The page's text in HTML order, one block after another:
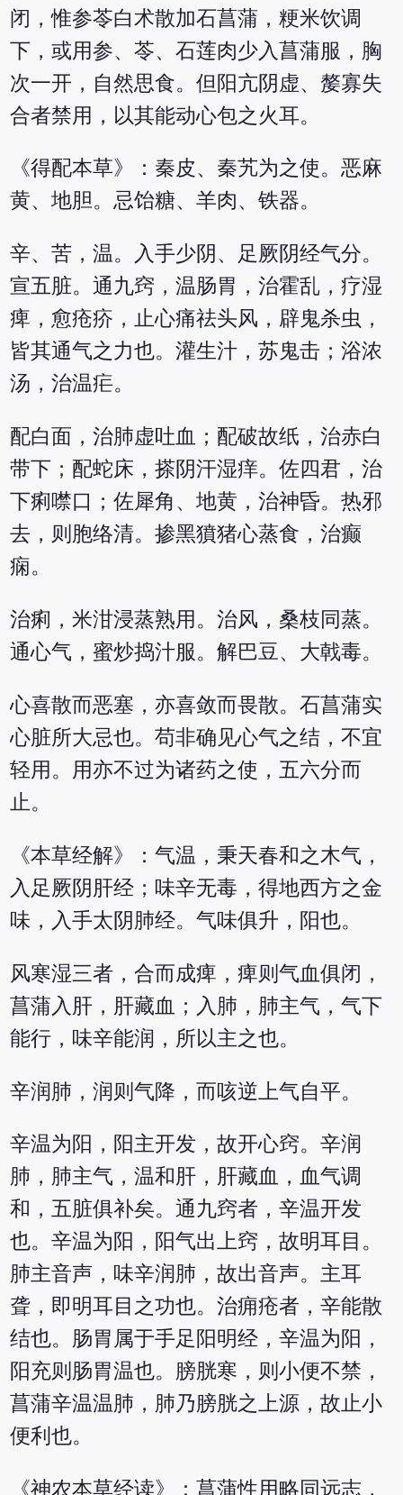
闭，惟参苓白术散加石菖蒲，粳米饮调
下，或用参、苓、石莲肉少入菖蒲服，胸
次一开，自然思食。但阳亢阴虚、嫠寡失
合者禁用，以其能动心包之火耳。
《得配本草》：秦皮、秦艽为之使。恶麻
黄、地胆。忌饴糖、羊肉、铁器。
辛、苦，温。入手少阴、足厥阴经气分。
宣五脏。通九窍，温肠胃，治霍乱，疗湿
痺，愈疮疥，止心痛祛头风，辟鬼杀虫，
皆其通气之力也。灌生汁，苏鬼击；浴浓
汤，治温疟。
配白面，治肺虚吐血；配破故纸，治赤白
带下；配蛇床，搽阴汗湿痒。佐四君，治
下痢噤口；佐犀角、地黄，治神昏。热邪
去，则胞络清。掺黑獖猪心蒸食，治癫
痫。
治痢，米泔浸蒸熟用。治风，桑枝同蒸。
通心气，蜜炒捣汁服。解巴豆、大戟毒。
心喜散而恶塞，亦喜敛而畏散。石菖蒲实
心脏所大忌也。苟非确见心气之结，不宜
轻用。用亦不过为诸药之使，五六分而
止。
《本草经解》：气温，秉天春和之木气，
入足厥阴肝经；味辛无毒，得地西方之金
味，入手太阴肺经。气味俱升，阳也。
风寒湿三者，合而成痺，痺则气血俱闭，
菖蒲入肝，肝藏血；入肺，肺主气，气下
能行，味辛能润，所以主之也。
辛润肺，润则气降，而咳逆上气自平。
辛温为阳，阳主开发，故开心窍。辛润
肺，肺主气，温和肝，肝藏血，血气调
和，五脏俱补矣。通九窍者，辛温开发
也。辛温为阳，阳气出上窍，故明耳目。
肺主音声，味辛润肺，故出音声。主耳
聋，即明耳目之功也。治痈疮者，辛能散
结也。肠胃属于手足阳明经，辛温为阳，
阳充则肠胃温也。膀胱寒，则小便不禁，
菖蒲辛温温肺，肺乃膀胱之上源，故止小
便利也。
《神农本草经读》：菖蒲性用略同远志，